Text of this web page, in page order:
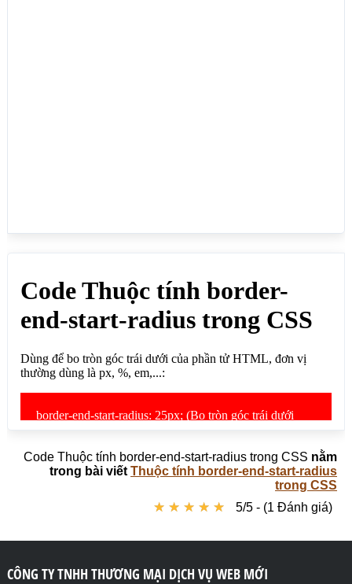
end-start-radius: 1em; (Bo tròn góc trái dưới theo
chiều ngang và chiều dọc đều 1em)</div>
<div style="border-end-start-radius: 3em
góc trái dưới theo chiều ngang 3em, Bo tròn góc
trái dưới theo chiều dọc 1em)</div>
</html>
Code Thuộc tính border-end-start-radius trong CSS nằm
trong bài viết Thuộc tính border-end-start-radius
trong CSS
★ ★ ★ ★ ★
★ ★ ★ ★ ★ 5/5 - (1 Đánh giá)
CÔNG TY TNHH THƯƠNG MẠI DỊCH VỤ WEB MỚI